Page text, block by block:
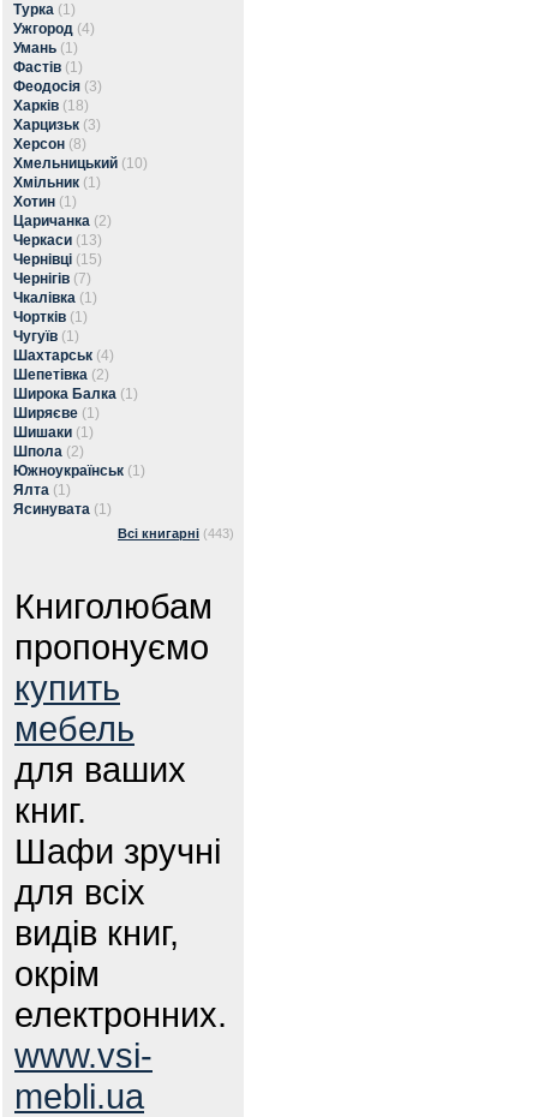
Турка (1)
Ужгород (4)
Умань (1)
Фастів (1)
Феодосія (3)
Харків (18)
Харцизьк (3)
Херсон (8)
Хмельницький (10)
Хмільник (1)
Хотин (1)
Царичанка (2)
Черкаси (13)
Чернівці (15)
Чернігів (7)
Чкалівка (1)
Чортків (1)
Чугуїв (1)
Шахтарськ (4)
Шепетівка (2)
Широка Балка (1)
Ширяєве (1)
Шишаки (1)
Шпола (2)
Южноукраїнськ (1)
Ялта (1)
Ясинувата (1)
Всі книгарні (443)
Книголюбам
пропонуємо
купить
мебель
для ваших
книг.
Шафи зручні
для всіх
видів книг,
окрім
електронних.
www.vsi-
mebli.ua